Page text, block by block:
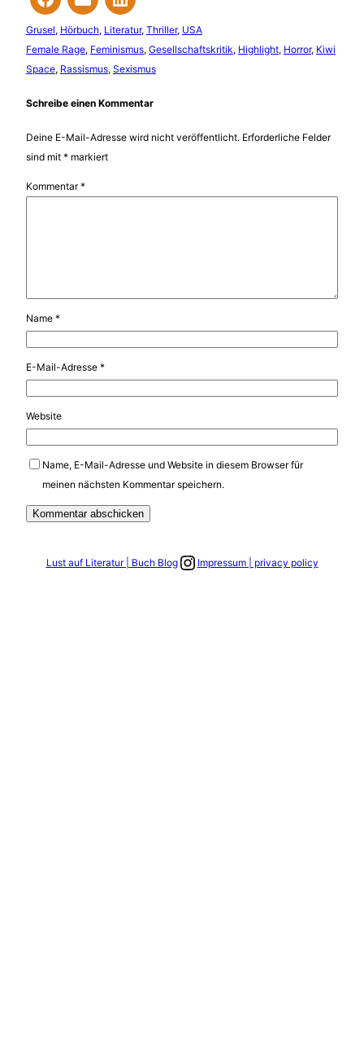
Grusel, Hörbuch, Literatur, Thriller, USA
Female Rage, Feminismus, Gesellschaftskritik, Highlight, Horror, Kiwi
Space, Rassismus, Sexismus
Schreibe einen Kommentar
Deine E-Mail-Adresse wird nicht veröffentlicht. Erforderliche Felder
sind mit * markiert
Kommentar*
Name *
E-Mail-Adresse *
Website
Name, E-Mail-Adresse und Website in diesem Browser für
meinen nächsten Kommentar speichern.
Lust auf Literatur | Buch BlogLink zum Instagram Account
Impressum | privacy policy